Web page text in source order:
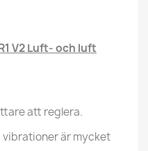
V2 Luft- och luft
att reglera.
vibrationer är mycket